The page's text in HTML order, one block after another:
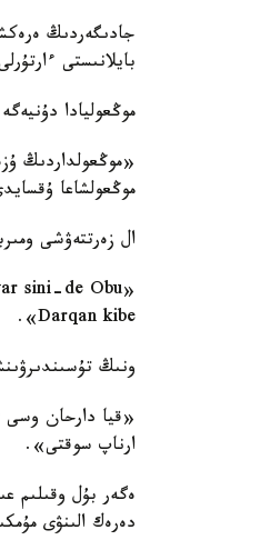
جادىگەردىڭ
بايلانىستى
موڭعوليادا
«موڭعولداردىڭ
موڭعولشاعا
ال زەرتتەۋشى
Darqan kibe».
ونىڭ
«قيا دارحان وسى
ارناپ سوقتى».
ەگەر بۇل وقىلىم
دەرەك الىنۋى